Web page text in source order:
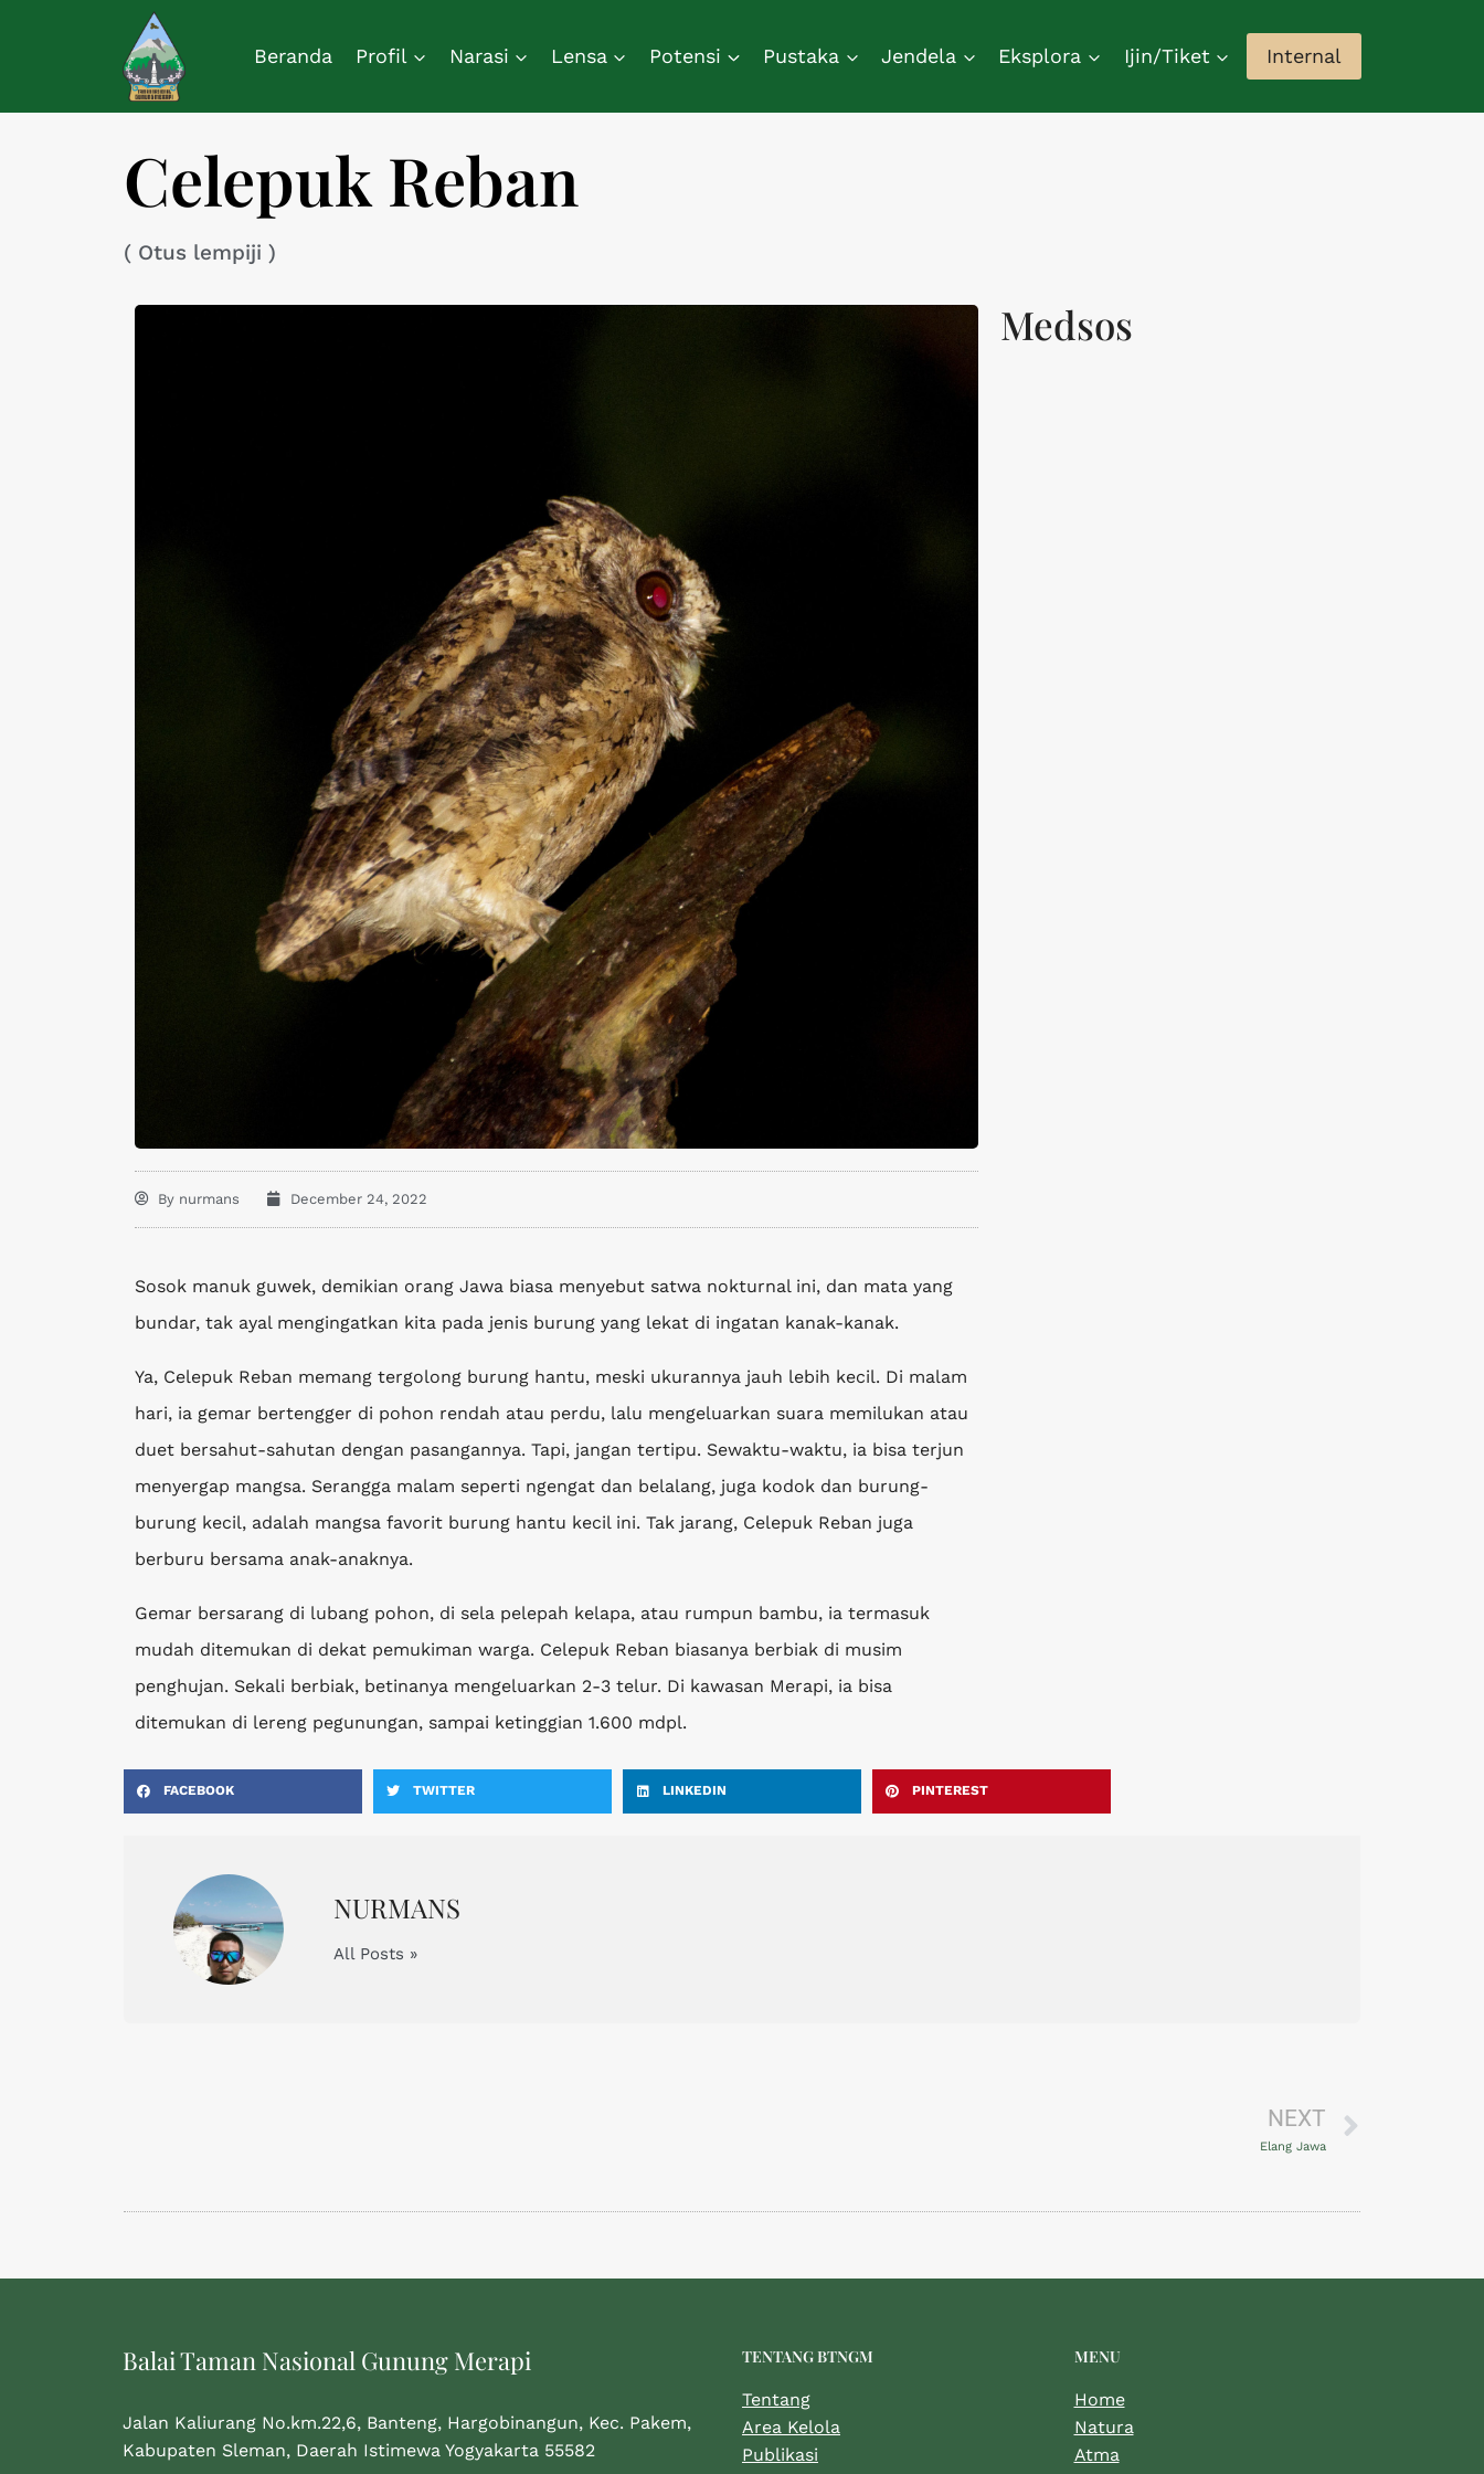
Beranda Profil Narasi Lensa Potensi Pustaka Jendela Eksplora Ijin/Tiket Internal
Celepuk Reban
( Otus lempiji )
By nurmans December 24, 2022
Sosok manuk guwek, demikian orang Jawa biasa menyebut satwa nokturnal ini, dan mata yang
bundar, tak ayal mengingatkan kita pada jenis burung yang lekat di ingatan kanak-kanak.
Ya, Celepuk Reban memang tergolong burung hantu, meski ukurannya jauh lebih kecil. Di malam
hari, ia gemar bertengger di pohon rendah atau perdu, lalu mengeluarkan suara memilukan atau
duet bersahut-sahutan dengan pasangannya. Tapi, jangan tertipu. Sewaktu-waktu, ia bisa terjun
menyergap mangsa. Serangga malam seperti ngengat dan belalang, juga kodok dan burung-
burung kecil, adalah mangsa favorit burung hantu kecil ini. Tak jarang, Celepuk Reban juga
berburu bersama anak-anaknya.
Gemar bersarang di lubang pohon, di sela pelepah kelapa, atau rumpun bambu, ia termasuk
mudah ditemukan di dekat pemukiman warga. Celepuk Reban biasanya berbiak di musim
penghujan. Sekali berbiak, betinanya mengeluarkan 2-3 telur. Di kawasan Merapi, ia bisa
ditemukan di lereng pegunungan, sampai ketinggian 1.600 mdpl.
Medsos
FACEBOOK TWITTER LINKEDIN PINTEREST
NURMANS
All Posts »
NEXT
Elang Jawa
Balai Taman Nasional Gunung Merapi
Jalan Kaliurang No.km.22,6, Banteng, Hargobinangun, Kec. Pakem,
Kabupaten Sleman, Daerah Istimewa Yogyakarta 55582
TENTANG BTNGM
Tentang
Area Kelola
Publikasi
MENU
Home
Natura
Atma